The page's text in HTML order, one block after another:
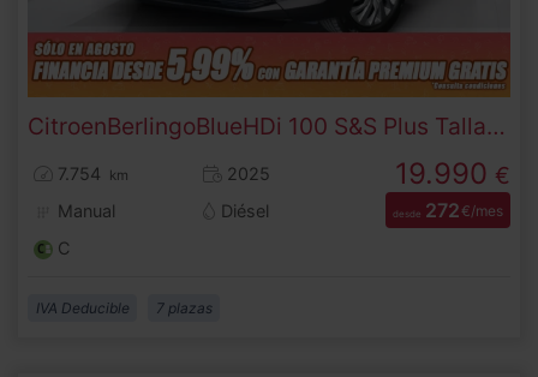
CitroenBerlingo BlueHDi 100 S&S Plus Talla XL 75 kW (102 CV)
7.754 km
2025
Manual
Diésel
C
19.990 €
desde 272€/mes
IVA Deducible 7 plazas